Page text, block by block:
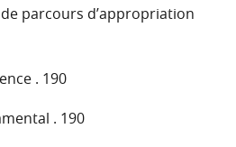
parcours d’appropriation
. 190
. 190